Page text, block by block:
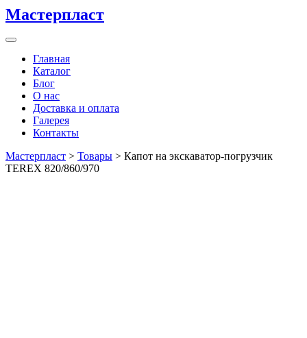
Мастерпласт
Главная
Каталог
Блог
О нас
Доставка и оплата
Галерея
Контакты
Мастерпласт > Товары > Капот на экскаватор-погрузчик
TEREX 820/860/970